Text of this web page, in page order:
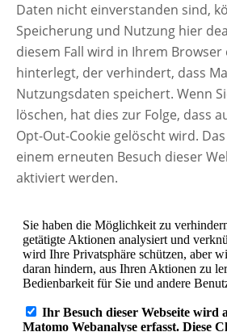
Daten nicht einverstanden sind,
Speicherung und Nutzung hier
diesem Fall wird in Ihrem Browser
hinterlegt, der verhindert, dass
Nutzungsdaten speichert. Wenn
löschen, hat dies zur Folge, dass
Opt-Out-Cookie gelöscht wird.
einem erneuten Besuch dieser
aktiviert werden.